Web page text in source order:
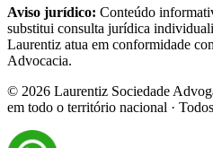
Aviso jurídico: Conteúdo
substitui consulta jurídica
Laurentiz atua em conformidade
Advocacia.
© 2026 Laurentiz Sociedade
em todo o território nacional ·